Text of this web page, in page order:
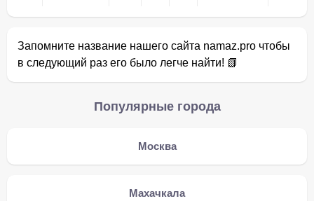
Запомните название нашего сайта namaz.pro чтобы
в следующий раз его было легче найти! 📗
Популярные города
Москва
Махачкала